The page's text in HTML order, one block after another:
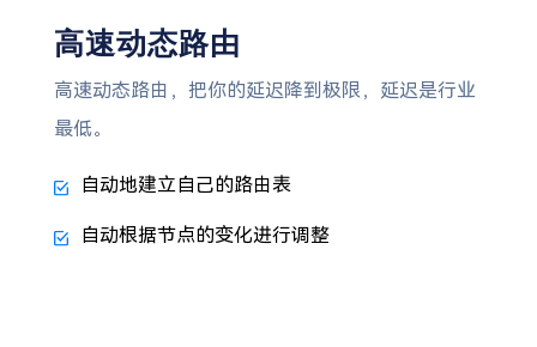
高速动态路由
高速动态路由，把你的延迟降到极限，延迟是行业
最低。
自动地建立自己的路由表
自动根据节点的变化进行调整